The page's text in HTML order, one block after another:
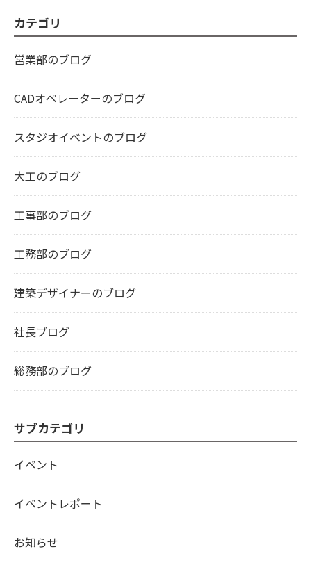
カテゴリ
営業部のブログ
CADオペレーターのブログ
スタジオイベントのブログ
大工のブログ
工事部のブログ
工務部のブログ
建築デザイナーのブログ
社長ブログ
総務部のブログ
サブカテゴリ
イベント
イベントレポート
お知らせ